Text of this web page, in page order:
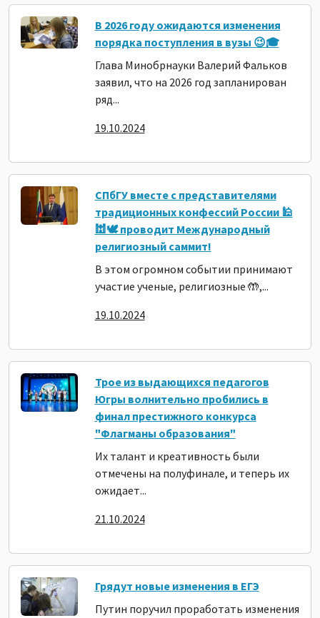
В 2026 году ожидаются изменения
порядка поступления в вузы 😉🎓
Глава Минобрнауки Валерий Фальков
заявил, что на 2026 год запланирован
ряд...
19.10.2024
СПбГУ вместе с представителями
традиционных конфессий России 🕌
🕍🕊️ проводит Международный
религиозный саммит!
В этом огромном событии принимают
участие ученые, религиозные 🤲,...
19.10.2024
Трое из выдающихся педагогов
Югры волнительно пробились в
финал престижного конкурса
"Флагманы образования"
Их талант и креативность были
отмечены на полуфинале, и теперь их
ожидает...
21.10.2024
Грядут новые изменения в ЕГЭ
Путин поручил проработать изменения